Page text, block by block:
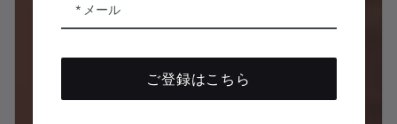
メール
ご登録はこちら